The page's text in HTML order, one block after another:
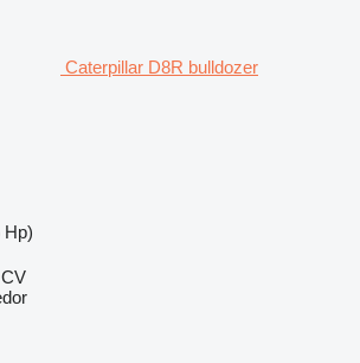
Caterpillar D8R bulldozer
Hp)